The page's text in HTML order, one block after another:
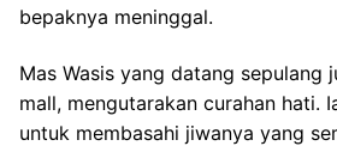
bepaknya meninggal.
Mas Wasis yang datang sepulang
mall, mengutarakan curahan hati.
untuk membasahi jiwanya yang